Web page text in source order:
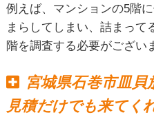
例えば、マンションの5階
まらしてしまい、詰まって
階を調査する必要がござい
宮城県石巻市皿貝
見積だけでも来てく